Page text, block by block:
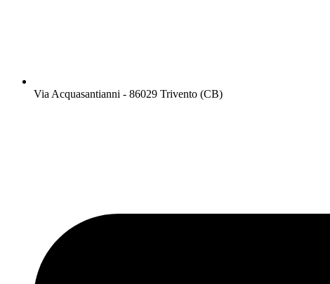
Via Acquasantianni - 86029 Trivento (CB)